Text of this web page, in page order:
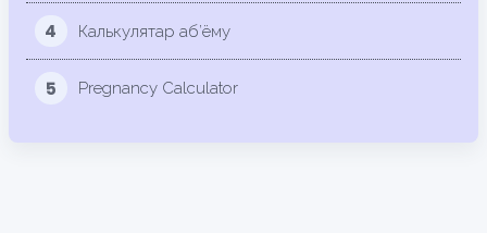
4 Калькулятар аб’ёму
5 Pregnancy Calculator